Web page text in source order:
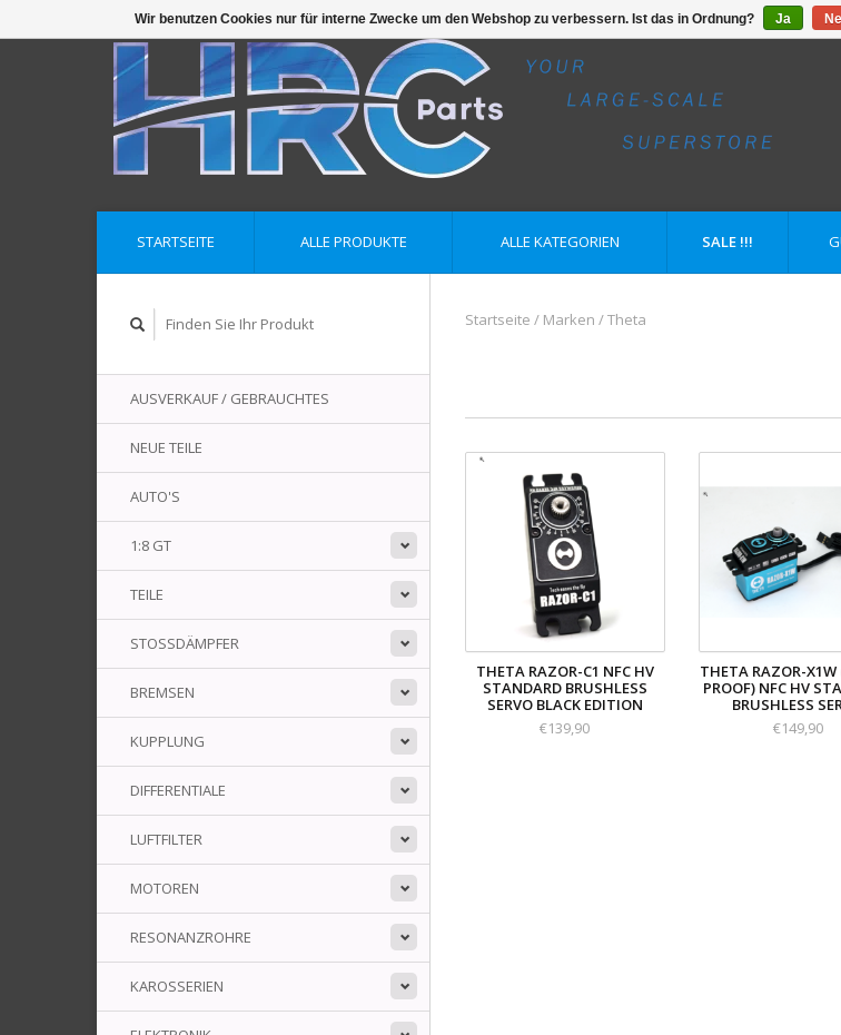
STARTSEITE ALLE PRODUKTE ALLE KATEGORIEN SALE !!!
AUSVERKAUF / GEBRAUCHTES
NEUE TEILE
AUTO'S
1:8 GT
TEILE
STOSSDÄMPFER
BREMSEN
KUPPLUNG
DIFFERENTIALE
LUFTFILTER
MOTOREN
RESONANZROHRE
KAROSSERIEN
Startseite / Marken /Theta
THETA RAZOR-C1 NFC HV
STANDARD BRUSHLESS
SERVO BLACK EDITION
€139,90
THETA RAZOR-X1W
PROOF) NFC HV
BRUSHLESS
€149,90
Wir benutzen Cookies nur für interne Zwecke um den Webshop zu verbessern. Ist das in Ordnung? Ja